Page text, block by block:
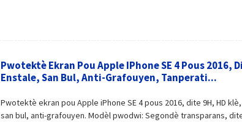
Pwotektè Ekran Pou Apple IPhone SE 4 Pous 2016,
Enstale, San Bul, Anti-Grafouyen, Tanperati...
Pwotektè ekran pou Apple iPhone SE 4 pous 2016, dite 9H, HD
san bul, anti-grafouyen. Modèl pwodwi: Segondè transparans,